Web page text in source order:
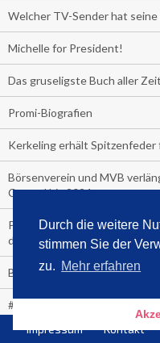
Durch die weitere
stimmen Sie der
zu. Mehr erfahren
Welcher TV-Sender hat
Michelle for President!
Das gruseligste Buch aller
Promi-Biografien
Kerkeling erhält
Börsenverein und MVB
Control bis 2024
PocketBook, Ceebo und
die Cloud
Bella Bella
#1-Bestseller: "Das ist Alpha!"
Hammer! "Fear: Trump in
Impressum Kontakt